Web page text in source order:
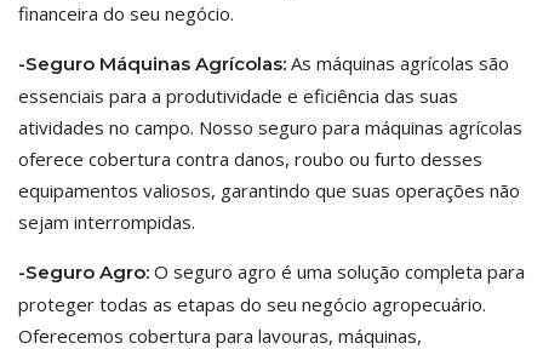
financeira do seu negócio.
-Seguro Máquinas Agrícolas: As máquinas agrícolas são
essenciais para a produtividade e eficiência das suas
atividades no campo. Nosso seguro para máquinas agrícolas
oferece cobertura contra danos, roubo ou furto desses
equipamentos valiosos, garantindo que suas operações não
sejam interrompidas.
-Seguro Agro: O seguro agro é uma solução completa para
proteger todas as etapas do seu negócio agropecuário.
Oferecemos cobertura para lavouras, máquinas,